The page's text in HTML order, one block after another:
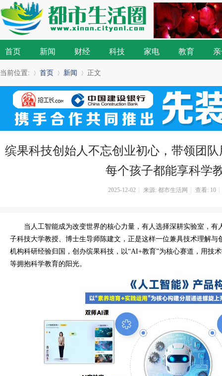
首页 新闻 财经 科技 家电 教育
当前位置: 首页
›
新闻
›
正文
缤果科技创始人不忘创业初心，带领团
每个孩子都能享科学
2025-12-02 来源: 都市生活网 查看: 10
当人工智能成为改变世界的核心力量，有人选择深耕实验室，有
子科技大学教授、博士生导师陈建文，正是这样一位兼具技术理解
机构科研经验归国，创办缤果科技，以“AI+教育”为核心赛道，用技
等拥抱科学教育的阳光。